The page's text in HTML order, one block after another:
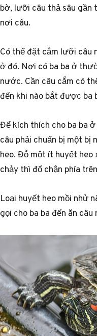
bờ, lưỡi câu thả sâu gần
nơi câu.
Có thể đặt cắm lưỡi câu
ở đó. Nơi có ba ba ở
nước. Cần câu cắm có
đến khi nào bắt được ba
Để kích thích cho ba ba
câu phải chuẩn bị một
heo. Đỗ một ít huyết
chảy thì đổ chận phía
Loại huyết heo mồi nhử
gọi cho ba ba đến ăn